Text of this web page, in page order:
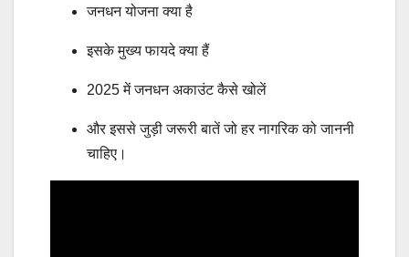
जनधन योजना क्या है
इसके मुख्य फायदे क्या हैं
2025 में जनधन अकाउंट कैसे खोलें
और इससे जुड़ी जरूरी बातें जो हर नागरिक को जाननी
चाहिए।